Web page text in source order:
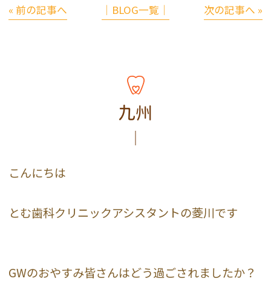
« 前の記事へ │BLOG一覧│ 次の記事へ »
九州
こんにちは
とむ歯科クリニックアシスタントの菱川です
GWのおやすみ皆さんはどう過ごされましたか？